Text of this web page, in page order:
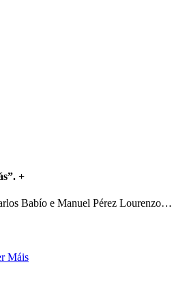
+
Babío e Manuel Pérez Lourenzo…
Máis